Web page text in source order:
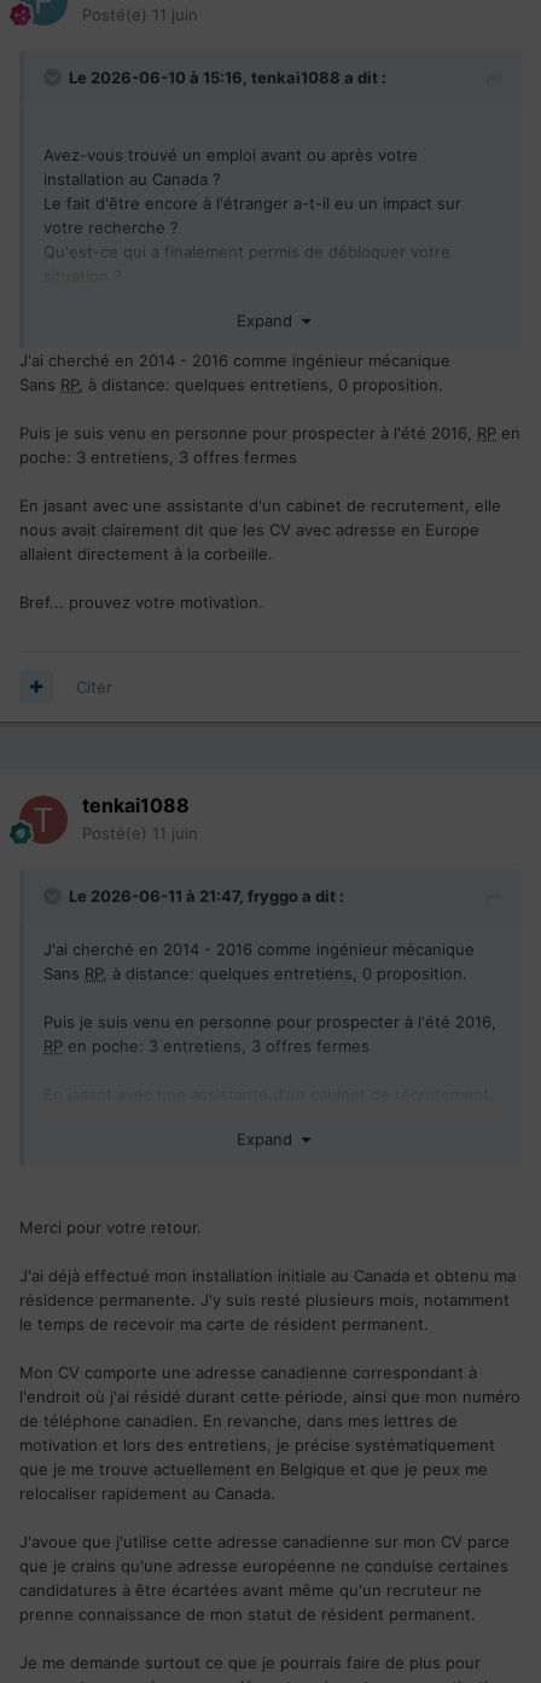
Posté(e) 11 juin
Le 2026-06-10 à 15:16, tenkai1088 a dit :
Avez-vous trouvé un emploi avant ou après votre
installation au Canada ?
Le fait d'être encore à l'étranger a-t-il eu un impact sur
votre recherche ?
Qu'est-ce qui a finalement permis de débloquer votre
être pas encore explorés ?
partager leur expérience.
Expand
J'ai cherché en 2014 - 2016 comme ingénieur mécanique
Sans RP, à distance: quelques entretiens, 0 proposition.
Puis je suis venu en personne pour prospecter à l'été 2016, RP en
poche: 3 entretiens, 3 offres fermes
En jasant avec une assistante d'un cabinet de recrutement, elle
nous avait clairement dit que les CV avec adresse en Europe
allaient directement à la corbeille.
Bref... prouvez votre motivation.
Citer
tenkai1088
Posté(e) 11 juin
Le 2026-06-11 à 21:47, fryggoa dit :
J'ai cherché en 2014 - 2016 comme ingénieur mécanique
Sans RP, à distance: quelques entretiens, 0 proposition.
Puis je suis venu en personne pour prospecter à l'été 2016,
RP en poche: 3 entretiens, 3 offres fermes
Europe allaient directement à la corbeille.
Expand
Merci pour votre retour.
J'ai déjà effectué mon installation initiale au Canada et obtenu ma
résidence permanente. J'y suis resté plusieurs mois, notamment
le temps de recevoir ma carte de résident permanent.
Mon CV comporte une adresse canadienne correspondant à
l'endroit où j'ai résidé durant cette période, ainsi que mon numéro
de téléphone canadien. En revanche, dans mes lettres de
motivation et lors des entretiens, je précise systématiquement
que je me trouve actuellement en Belgique et que je peux me
relocaliser rapidement au Canada.
J'avoue que j'utilise cette adresse canadienne sur mon CV parce
que je crains qu'une adresse européenne ne conduise certaines
candidatures à être écartées avant même qu'un recruteur ne
prenne connaissance de mon statut de résident permanent.
Je me demande surtout ce que je pourrais faire de plus pour